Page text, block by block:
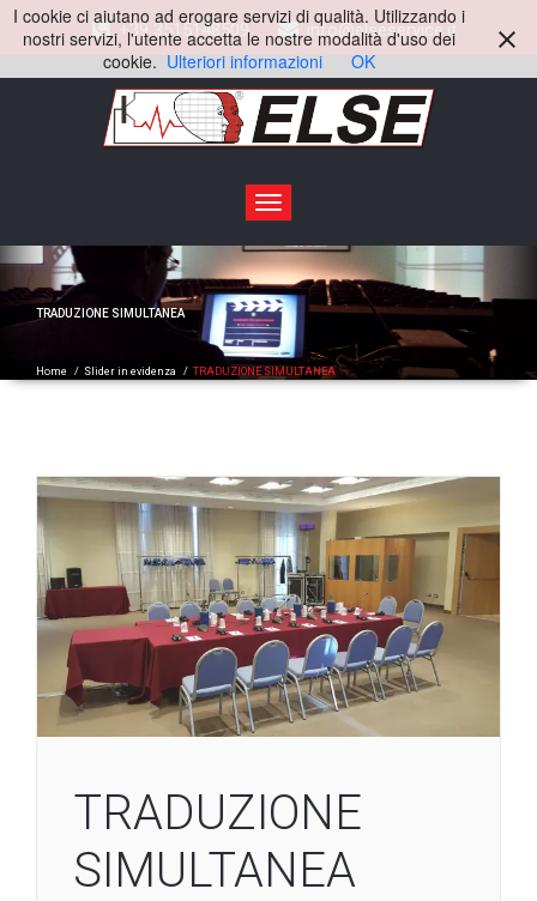
+39 3515148509 info@elseservice.it
Toggle
navigation
TRADUZIONE SIMULTANEA
Home / Slider in evidenza / TRADUZIONE SIMULTANEA
TRADUZIONE
SIMULTANEA
I cookie ci aiutano ad erogare servizi di qualità. Utilizzando i
nostri servizi, l'utente accetta le nostre modalità d'uso dei
cookie. Ulteriori informazioni OK